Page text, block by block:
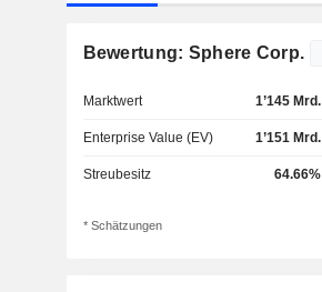
Bewertung: Sphere Corp.
Marktwert 1’145 Mrd.
Enterprise Value (EV) 1’151 Mrd.
Streubesitz 64.66%
* Schätzungen